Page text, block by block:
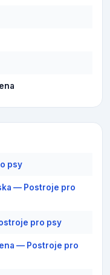
psy
— Postroje pro
pro psy
— Postroje pro